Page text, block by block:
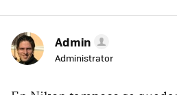
Admin
Administrator